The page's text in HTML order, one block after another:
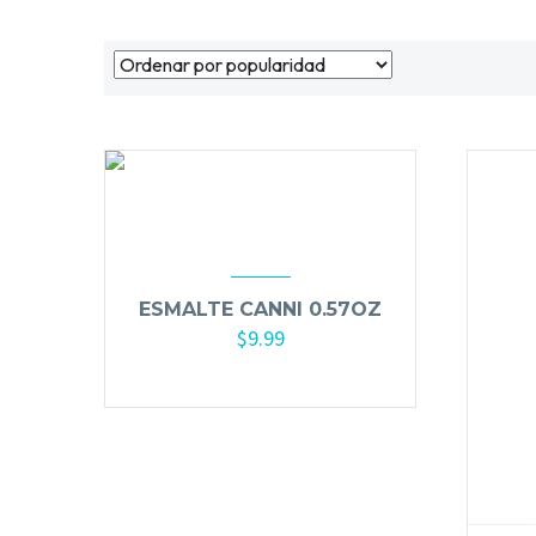
ESMALTE CANNI 0.57OZ
$9.99